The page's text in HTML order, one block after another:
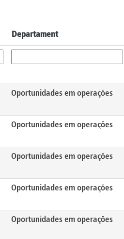
Departament
Oportunidades em operações
Oportunidades em operações
Oportunidades em operações
Oportunidades em operações
Oportunidades em operações